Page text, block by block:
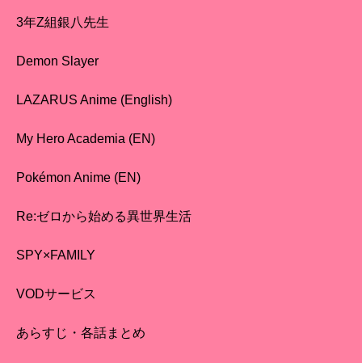
3年Z組銀八先生
Demon Slayer
LAZARUS Anime (English)
My Hero Academia (EN)
Pokémon Anime (EN)
Re:ゼロから始める異世界生活
SPY×FAMILY
VODサービス
あらすじ・各話まとめ